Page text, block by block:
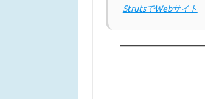
StrutsでWebサイト